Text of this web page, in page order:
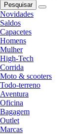
Pesquisar
Novidades
Saldos
Capacetes
Homens
Mulher
High-Tech
Corrida
Moto & scooters
Todo-terreno
Aventura
Oficina
Bagagem
Outlet
Marcas